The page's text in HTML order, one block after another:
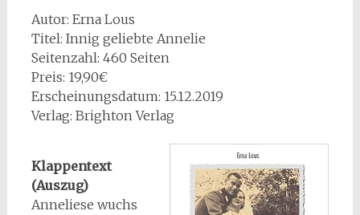
Autor: Erna Lous
Titel: Innig geliebte Annelie
Seitenzahl: 460 Seiten
Preis: 19,90€
Erscheinungsdatum: 15.12.2019
Verlag: Brighton Verlag
Klappentext
(Auszug)
Anneliese wuchs